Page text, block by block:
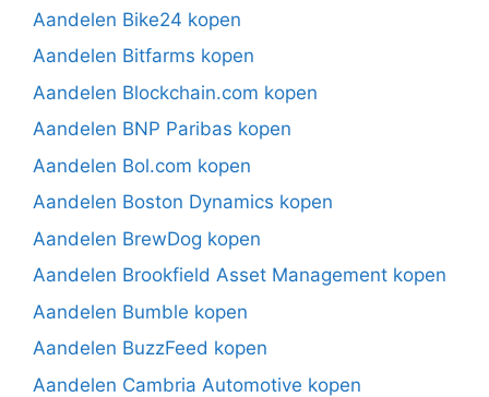
Aandelen Bike24 kopen
Aandelen Bitfarms kopen
Aandelen Blockchain.com kopen
Aandelen BNP Paribas kopen
Aandelen Bol.com kopen
Aandelen Boston Dynamics kopen
Aandelen BrewDog kopen
Aandelen Brookfield Asset Management kopen
Aandelen Bumble kopen
Aandelen BuzzFeed kopen
Aandelen Cambria Automotive kopen